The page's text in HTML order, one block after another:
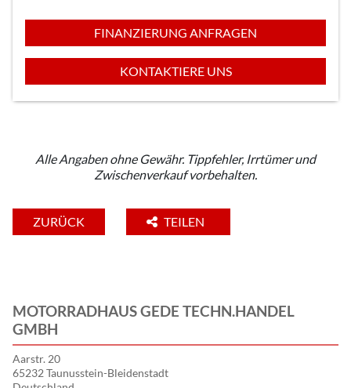
FINANZIERUNG ANFRAGEN
KONTAKTIERE UNS
Alle Angaben ohne Gewähr. Tippfehler, Irrtümer und
Zwischenverkauf vorbehalten.
ZURÜCK TEILEN
MOTORRADHAUS GEDE TECHN.HANDEL
GMBH
Aarstr. 20
65232 Taunusstein-Bleidenstadt